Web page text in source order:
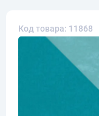
Код товара: 11868